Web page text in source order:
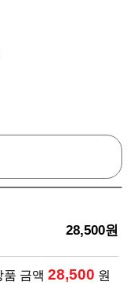
28,500원
품 금액 28,500 원